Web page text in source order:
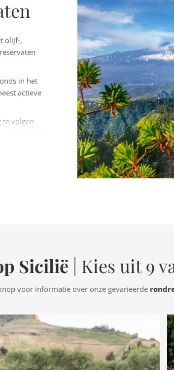
olijf-,
in het
actieve
te volgen
is om
Sicilië | Kies uit 9
voor informatie over onze gevarieerde